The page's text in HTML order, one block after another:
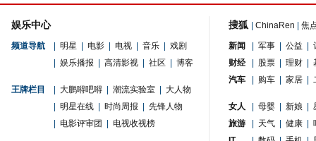
娱乐中心
频道导航 明星 电影 电视 音乐
戏剧
娱乐播报 高清影视 社区 博客
王牌栏目 大鹏嘚吧嘚 潮流实验室
大人物
明星在线 时尚周报
先锋人物
电影评审团 电视收视榜
搜狐 ChinaRen 焦
新闻 军事 公益
财经
股票 理财
汽车
购车 家居
女人 母婴 新娘
旅游
天气 健康